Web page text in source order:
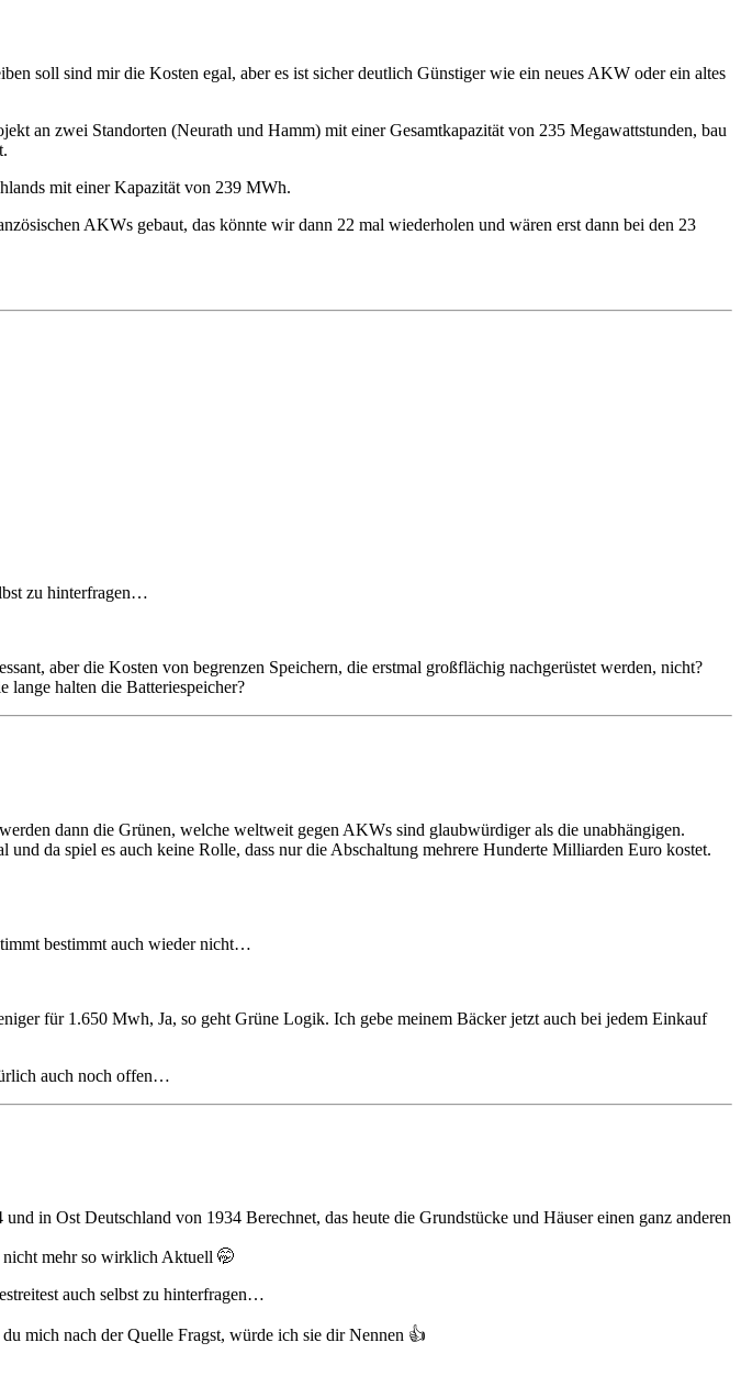
soll sind mir die Kosten egal, aber es ist sicher deutlich Günstiger wie ein neues AKW oder ein altes
an zwei Standorten (Neurath und Hamm) mit einer Gesamtkapazität von 235 Megawattstunden, bau
mit einer Kapazität von 239 MWh.
AKWs gebaut, das könnte wir dann 22 mal wiederholen und wären erst dann bei den 23
zu hinterfragen…
aber die Kosten von begrenzen Speichern, die erstmal großflächig nachgerüstet werden, nicht?
lange halten die Batteriespeicher?
dann die Grünen, welche weltweit gegen AKWs sind glaubwürdiger als die unabhängigen.
da spiel es auch keine Rolle, dass nur die Abschaltung mehrere Hunderte Milliarden Euro kostet.
bestimmt auch wieder nicht…
für 1.650 Mwh, Ja, so geht Grüne Logik. Ich gebe meinem Bäcker jetzt auch bei jedem Einkauf
auch noch offen…
in Ost Deutschland von 1934 Berechnet, das heute die Grundstücke und Häuser einen ganz anderen
nicht mehr so wirklich Aktuell 🤭
auch selbst zu hinterfragen…
mich nach der Quelle Fragst, würde ich sie dir Nennen 👍️